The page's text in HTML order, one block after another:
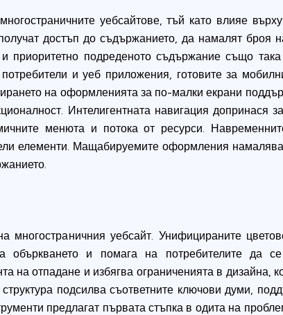
уебсайтове, тъй като влияе
достъп до съдържанието, да намалят броя
приоритетно подреденото съдържание също
и уеб приложения, готовите за
на оформленията за по-малки екрани
Интелигентната навигация допринася
менюта и потока от ресурси.
елементи. Мащабируемите оформления
многостраничния уебсайт. Унифицираните
объркването и помага на потребителите да
на отпадане и избягва ограниченията в дизайна,
подсилва съответните ключови думи,
предлагат първата стъпка в одита на